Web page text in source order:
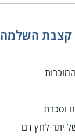
קצבת השלמה
וסכרת
יתר לחץ דם